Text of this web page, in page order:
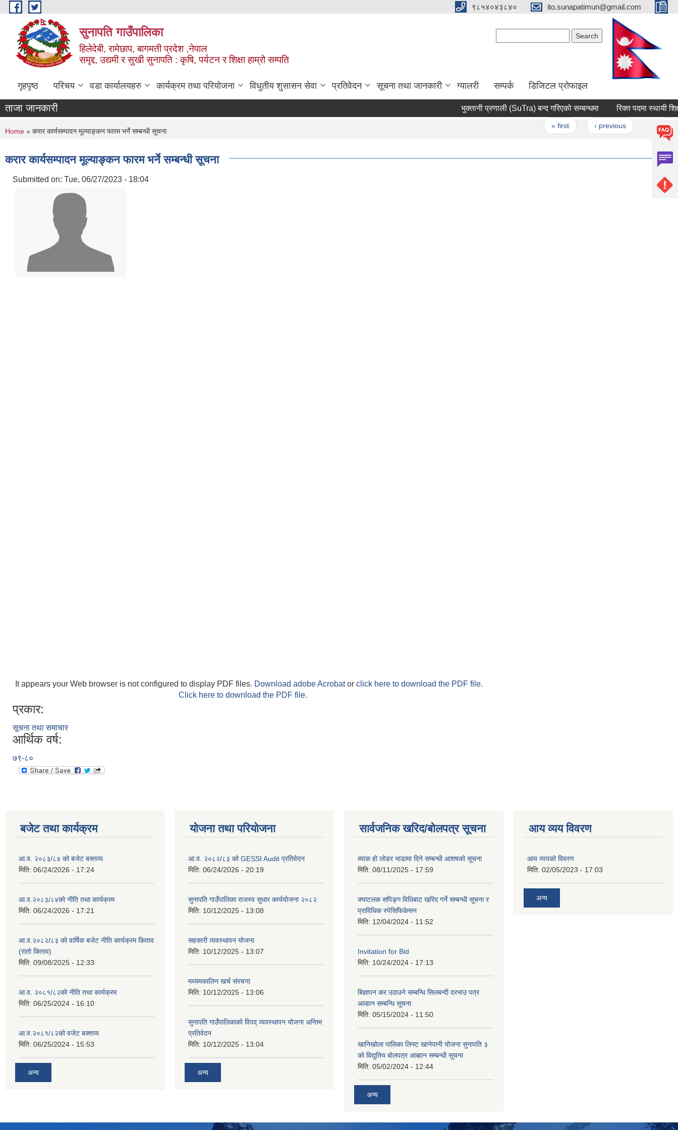
Skip to main content ९८५४०४३८४० ito.sunapatimun@gmail.com
सुनापति गाउँपालिका
हिलेदेबी, रामेछाप, बागमती प्रदेश ,नेपाल
समृद्द, उद्यमी र सुखी सुनापति : कृषि, पर्यटन र शिक्षा हाम्रो सम्पति
गृहपृष्ठ परिचय वडा कार्यालयहरु कार्यक्रम तथा परियोजना विधुतीय शुसासन सेवा प्रतिवेदन सूचना तथा जानकारी ग्यालरी सम्पर्क डिजिटल प्रोफाइल
ताजा जानकारी भुक्तानी प्रणाली (SuTra) बन्द गरिएको सम्बन्धमा रिक्त पदमा स्थायी
« first ‹ previous 7
You are here
Home » करार कार्यसम्पादन मूल्याङ्कन फारम भर्ने सम्बन्धी सूचना
करार कार्यसम्पादन मूल्याङ्कन फारम भर्ने सम्बन्धी सूचना
Submitted on: Tue, 06/27/2023 - 18:04
It appears your Web browser is not configured to display PDF files. Download adobe Acrobator click here to download the PDF file.
Click here to download the PDF file.
प्रकार:
सूचना तथा समाचार
आर्थिक वर्ष:
७९-८०
बजेट तथा कार्यक्रम
आ.व. २०८३/८४ को बजेट बक्तव्य
मिति: 06/24/2026 - 17:24
आ.व.२०८३/८४को नीति तथा कार्यक्रम
मिति: 06/24/2026 - 17:21
आ.व.२०८२/८३ को वार्षिक बजेट नीति कार्यक्रम किताव
(रातो किताव)
मिति: 09/08/2025 - 12:33
आ.व. २०८१/८२को नीति तथा कार्यक्रम
मिति: 06/25/2024 - 16:10
आ.व.२०८१/८२को वजेट बक्तव्य
मिति: 06/25/2024 - 15:53
अन्य
योजना तथा परियोजना
आ.व. २०८२/८३ को GESSI Audit प्रतिवेदन
मिति: 06/24/2026 - 20:19
सुनापति गाउँपालिका राजस्व सुधार कार्ययोजना २०८२
मिति: 10/12/2025 - 13:08
सहकारी व्यवस्थापन योजना
मिति: 10/12/2025 - 13:07
मध्यमकालिन खर्च संरचना
मिति: 10/12/2025 - 13:06
सुनापति गाउँपालिकाको विपद् व्यवस्थापन योजना अन्तिम
प्रतिवेदन
मिति: 10/12/2025 - 13:04
अन्य
सार्वजनिक खरिद/बोलपत्र सूचना
ब्याक हो लोडर भाडामा दिने सम्बन्धी आशषको सूचना
मिति: 08/11/2025 - 17:59
क्याटलक सपिङ्ग विधिबाट खरिद गर्ने सम्बन्धी सूचना र
प्राविधिक स्पेसिफिकेसन
मिति: 12/04/2024 - 11:52
Invitation for Bid
मिति: 10/24/2024 - 17:13
बिज्ञापन कर उठाउने सम्बन्धि सिलबन्दी दरभाउ पत्र
आव्हान सम्बन्धि सूचना
मिति: 05/15/2024 - 11:50
खानिखोला पालिका लिफ्ट खानेपानी योजना सुनापति ३
को विद्युतिय बोलपत्र आब्हान सम्बन्धी सूचना
मिति: 05/02/2024 - 12:44
अन्य
आय व्यय विवरण
आय व्ययको विवरण
मिति: 02/05/2023 - 17:03
अन्य